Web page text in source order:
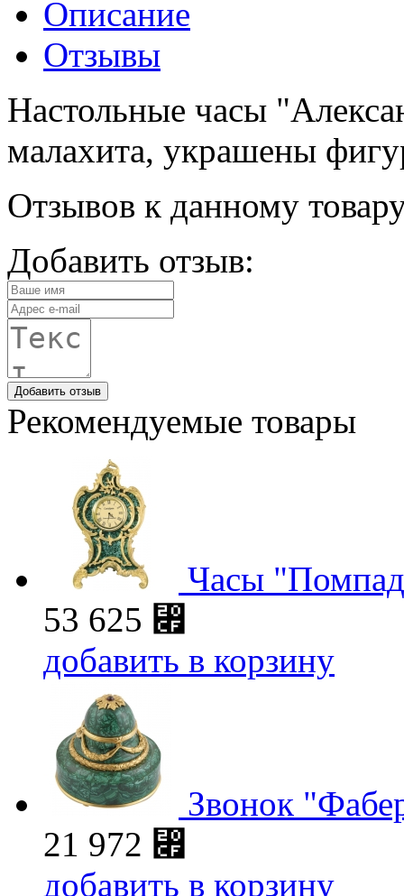
Описание
Отзывы
Настольные часы
малахита, украшены
Отзывов к данному
Добавить отзыв:
Добавить отзыв
Рекомендуемые товары
Часы
53 625 ⃏
добавить в корзину
Звонок
21 972 ⃏
добавить в корзину